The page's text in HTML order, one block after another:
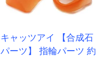
キャッツアイ 【合成石
パーツ】 指輪パーツ 約